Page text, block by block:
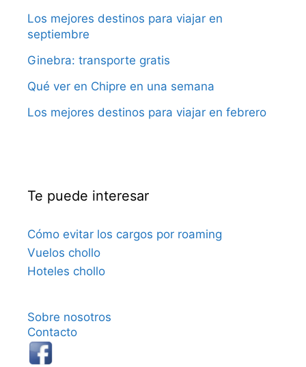
Los mejores destinos para viajar en
septiembre
Ginebra: transporte gratis
Qué ver en Chipre en una semana
Los mejores destinos para viajar en febrero
Te puede interesar
Cómo evitar los cargos por roaming
Vuelos chollo
Hoteles chollo
Sobre nosotros
Contacto